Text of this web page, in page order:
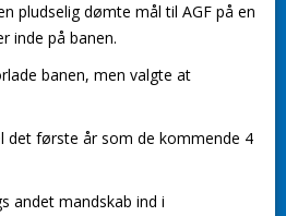
pludselig dømte mål til AGF på en
inde på banen.
banen, men valgte at
det første år som de kommende 4
andet mandskab ind i